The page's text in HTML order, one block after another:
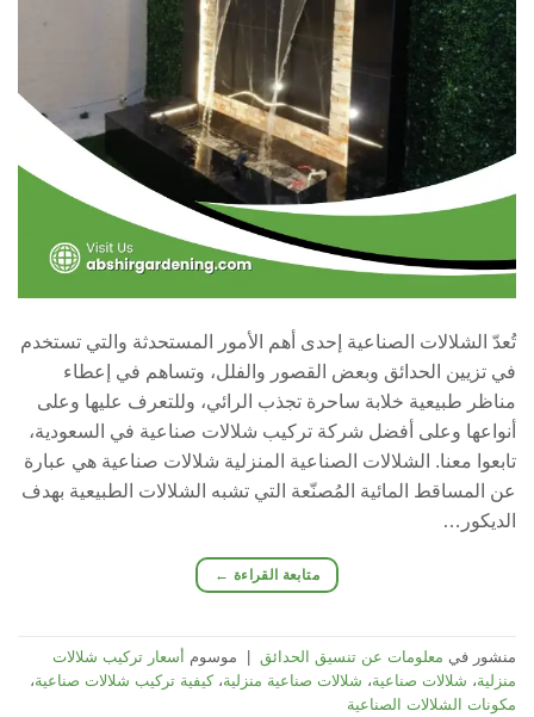
تُعدّ الشلالات الصناعية إحدى أهم الأمور المستحدثة والتي تستخدم
في تزيين الحدائق وبعض القصور والفلل، وتساهم في إعطاء
مناظر طبيعية خلابة ساحرة تجذب الرائي، وللتعرف عليها وعلى
أنواعها وعلى أفضل شركة تركيب شلالات صناعية في السعودية،
تابعوا معنا. الشلالات الصناعية المنزلية شلالات صناعية هي عبارة
عن المساقط المائية المُصنّعة التي تشبه الشلالات الطبيعية بهدف
الديكور…
متابعة القراءة ←
منشور في معلومات عن تنسيق الحدائق موسوم أسعار تركيب شلالات
منزلية، شلالات صناعية، شلالات صناعية منزلية،كيفية تركيب شلالات صناعية،
مكونات الشلالات الصناعية